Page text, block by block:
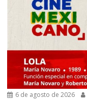
6 de agosto de 2026